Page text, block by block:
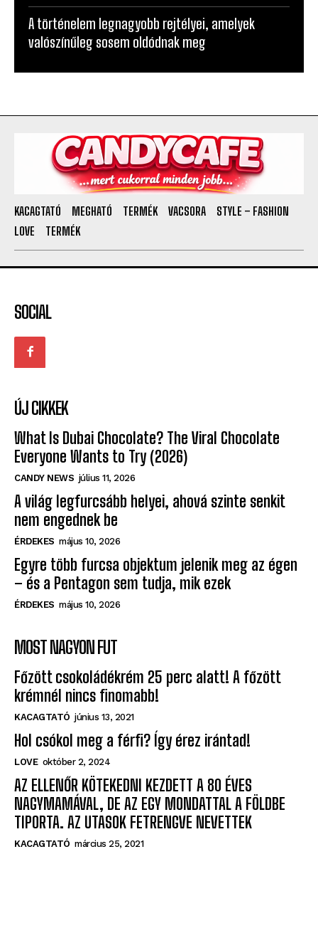
A történelem legnagyobb rejtélyei, amelyek
valószínűleg sosem oldódnak meg
MEGHATÓ TERMÉK VACSORA
STYLE – FASHION
LOVE
TERMÉK
ÚJ CIKKEK
Everyone Wants to Try (2026)
CANDY NEWS július 11, 2026
A világ legfurcsább helyei, ahová szinte senkit
nem engednek be
ÉRDEKES május 10, 2026
Egyre több furcsa objektum jelenik meg az égen
– és a Pentagon sem tudja, mik ezek
ÉRDEKES május 10, 2026
krémnél nincs finomabb!
KACAGTATÓ június 13, 2021
Hol csókol meg a férfi? Így érez irántad!
LOVE október 2, 2024
AZ ELLENŐR KÖTEKEDNI KEZDETT A 80 ÉVES
NAGYMAMÁVAL, DE AZ EGY MONDATTAL A FÖLDBE
TIPORTA. AZ UTASOK FETRENGVE NEVETTEK
KACAGTATÓ március 25, 2021